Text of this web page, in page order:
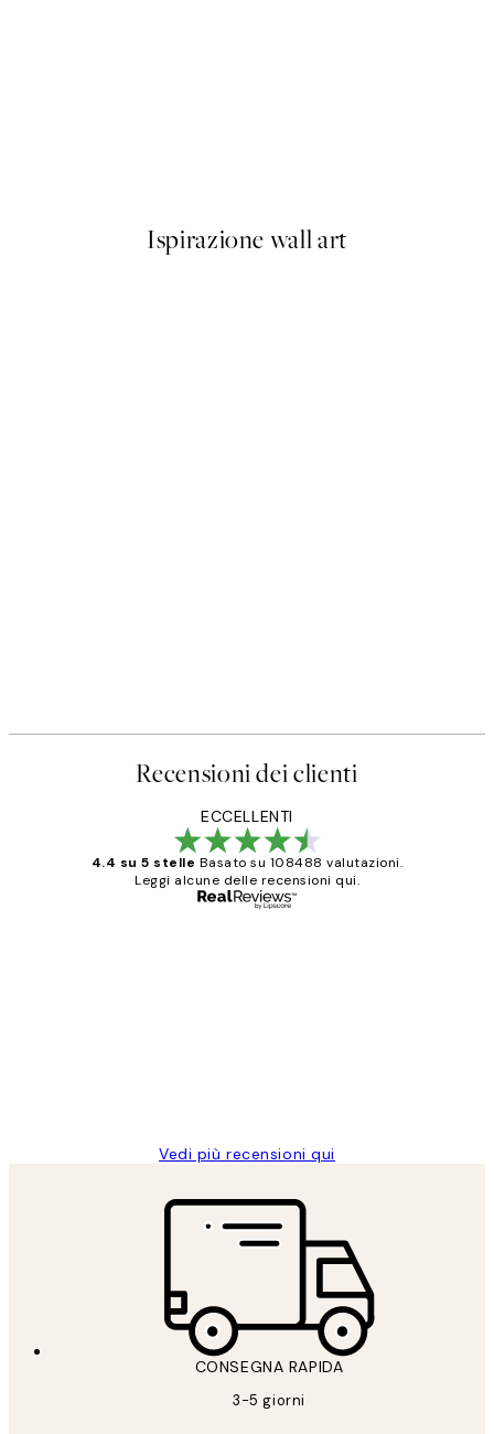
Ispirazione wall art
Recensioni dei clienti
ECCELLENTI
4.4 su 5 stelle Basato su 108488 valutazioni.
Leggi alcune delle recensioni qui.
Vedi più recensioni qui
CONSEGNA RAPIDA
3-5 giorni